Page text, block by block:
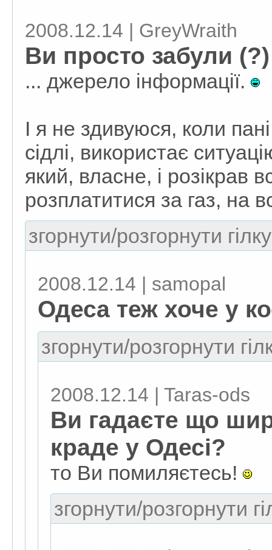
2008.12.14 | GreyWraith
Ви просто забули
... джерело інформації.
І я не здивуюся, коли
сідлі, використає
який, власне, і розікрав
розплатитися за газ, на
згорнути/розгорнути
2008.12.14 | samopal
Одеса теж хоче у
згорнути/розгорнути
2008.12.14 | Taras-ods
Ви гадаєте що
краде у Одесі?
то Ви помиляєтесь!
згорнути/розгорнути